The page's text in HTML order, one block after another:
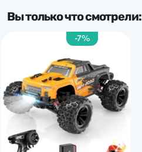
Свет. фары
Вы только что смотрели:
-7%